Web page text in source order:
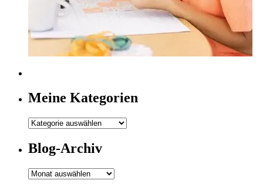
Meine Kategorien
Meine
Blog-Archiv
Blog-